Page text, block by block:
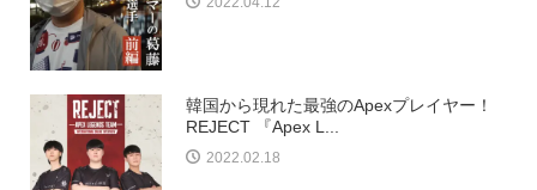
韓国から現れた最強のApexプレイヤー！
REJECT 『Apex L...
2022.02.18